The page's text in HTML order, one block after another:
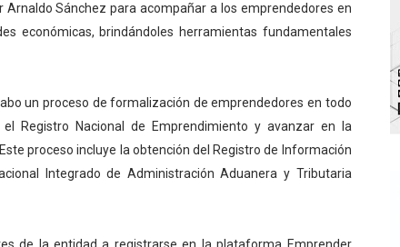
clubes deportivos de Zea en una enriquecedora
en Mérida con plan de actualización y atención
del OAN para la instalación del detector Cherenkov
Sánchez para acompañar a los emprendedores en
económicas, brindándoles herramientas fundamentales
un proceso de formalización de emprendedores en todo
Registro Nacional de Emprendimiento y avanzar en la
proceso incluye la obtención del Registro de Información
Integrado de Administración Aduanera y Tributaria